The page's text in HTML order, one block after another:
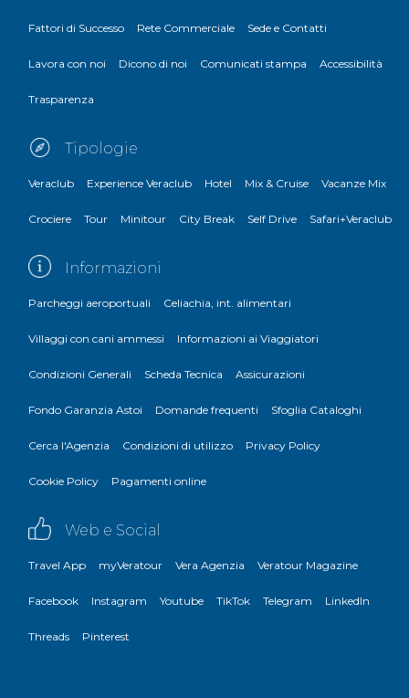
Fattori di Successo Rete Commerciale Sede e Contatti
Lavora con noi Dicono di noi Comunicati stampa Accessibilità
Trasparenza
Tipologie
Veraclub Experience Veraclub Hotel Mix & Cruise Vacanze Mix
Crociere Tour Minitour City Break Self Drive Safari+Veraclub
Informazioni
Parcheggi aeroportuali Celiachia, int. alimentari
Villaggi con cani ammessi Informazioni ai Viaggiatori
Condizioni Generali Scheda Tecnica Assicurazioni
Fondo Garanzia Astoi Domande frequenti Sfoglia Cataloghi
Cerca l'Agenzia Condizioni di utilizzo Privacy Policy
Cookie Policy Pagamenti online
Web e Social
Travel App myVeratour Vera Agenzia Veratour Magazine
Facebook Instagram Youtube TikTok Telegram LinkedIn
Threads Pinterest